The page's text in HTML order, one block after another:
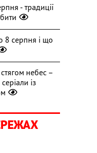
- традиції
8 серпня і що
небес –
із